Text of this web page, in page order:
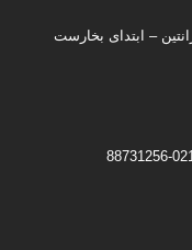
– ابتدای بخارست